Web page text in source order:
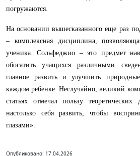
погружаются.
На основании вышесказанного еще раз
– комплексная дисциплина,
ученика. Сольфеджио – это предмет
обогатить учащихся различными
главное развить и улучшить
каждом ребенке. Неслучайно, великий
статьях отмечал пользу
настолько себя развить, чтобы
глазами».
Опубликовано: 17.04.2026